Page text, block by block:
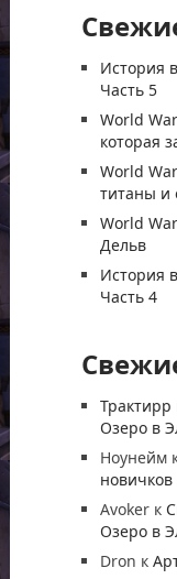
История
Часть 5
World
которая
World
титаны и
World
Дельв
История
Часть 4
Трактирр
Озеро в
Ноунейм
Avokerк
Озеро в
Dron к